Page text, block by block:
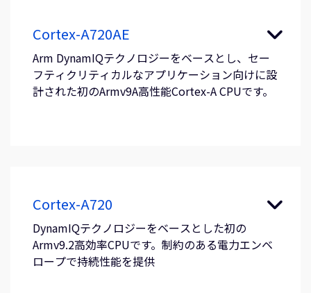
Cortex-A720AE
Arm DynamIQテクノロジーをベースとし、セー
フティクリティカルなアプリケーション向けに設
計された初のArmv9A高性能Cortex-A CPUです。
Cortex-A720
DynamIQテクノロジーをベースとした初の
Armv9.2高効率CPUです。制約のある電力エンベ
ロープで持続性能を提供